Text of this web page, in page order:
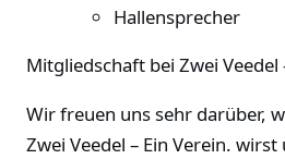
Hallensprecher
Mitgliedschaft bei Zwei Veedel
Wir freuen uns sehr darüber,
Zwei Veedel – Ein Verein.